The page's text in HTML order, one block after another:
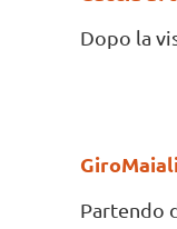
Dopo la
Partendo